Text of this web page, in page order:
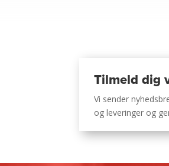
Tilmeld dig
Vi sender
og leveringer og